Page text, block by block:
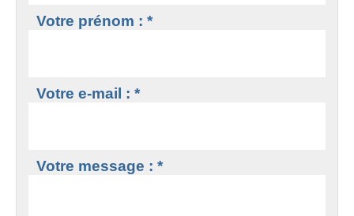
Votre prénom : *
Votre e-mail : *
Votre message : *